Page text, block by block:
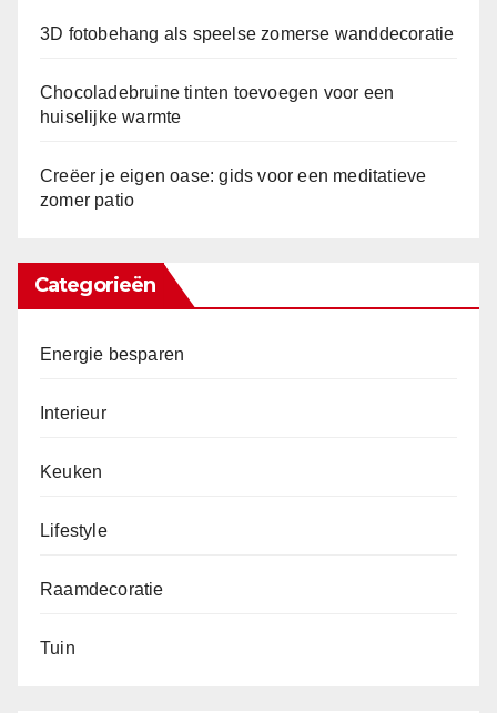
3D fotobehang als speelse zomerse wanddecoratie
Chocoladebruine tinten toevoegen voor een
huiselijke warmte
Creëer je eigen oase: gids voor een meditatieve
zomer patio
Categorieën
Energie besparen
Interieur
Keuken
Lifestyle
Raamdecoratie
Tuin